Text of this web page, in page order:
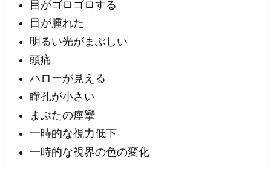
目がゴロゴロする
目が腫れた
明るい光がまぶしい
頭痛
ハローが見える
瞳孔が小さい
まぶたの痙攣
一時的な視力低下
一時的な視界の色の変化